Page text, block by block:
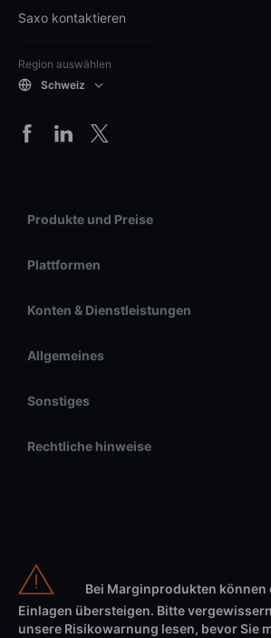
Saxo kontaktieren
Region auswählen
Schweiz
Produkte und Preise
Plattformen
Konten & Dienstleistungen
Allgemeines
Sonstiges
Rechtliche hinweise
Bei Marginprodukten können
Einlagen übersteigen. Bitte
unsere Risikowarnung lesen, bevor Sie